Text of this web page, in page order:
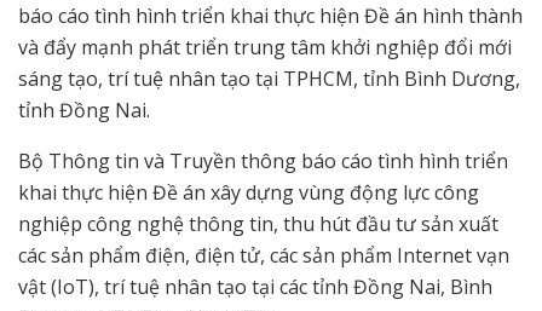
báo cáo tình hình triển khai thực hiện Đề án hình thành
và đẩy mạnh phát triển trung tâm khởi nghiệp đổi mới
sáng tạo, trí tuệ nhân tạo tại TPHCM, tỉnh Bình Dương,
tỉnh Đồng Nai.
Bộ Thông tin và Truyền thông báo cáo tình hình triển
khai thực hiện Đề án xây dựng vùng động lực công
nghiệp công nghệ thông tin, thu hút đầu tư sản xuất
các sản phẩm điện, điện tử, các sản phẩm Internet vạn
vật (IoT), trí tuệ nhân tạo tại các tỉnh Đồng Nai, Bình